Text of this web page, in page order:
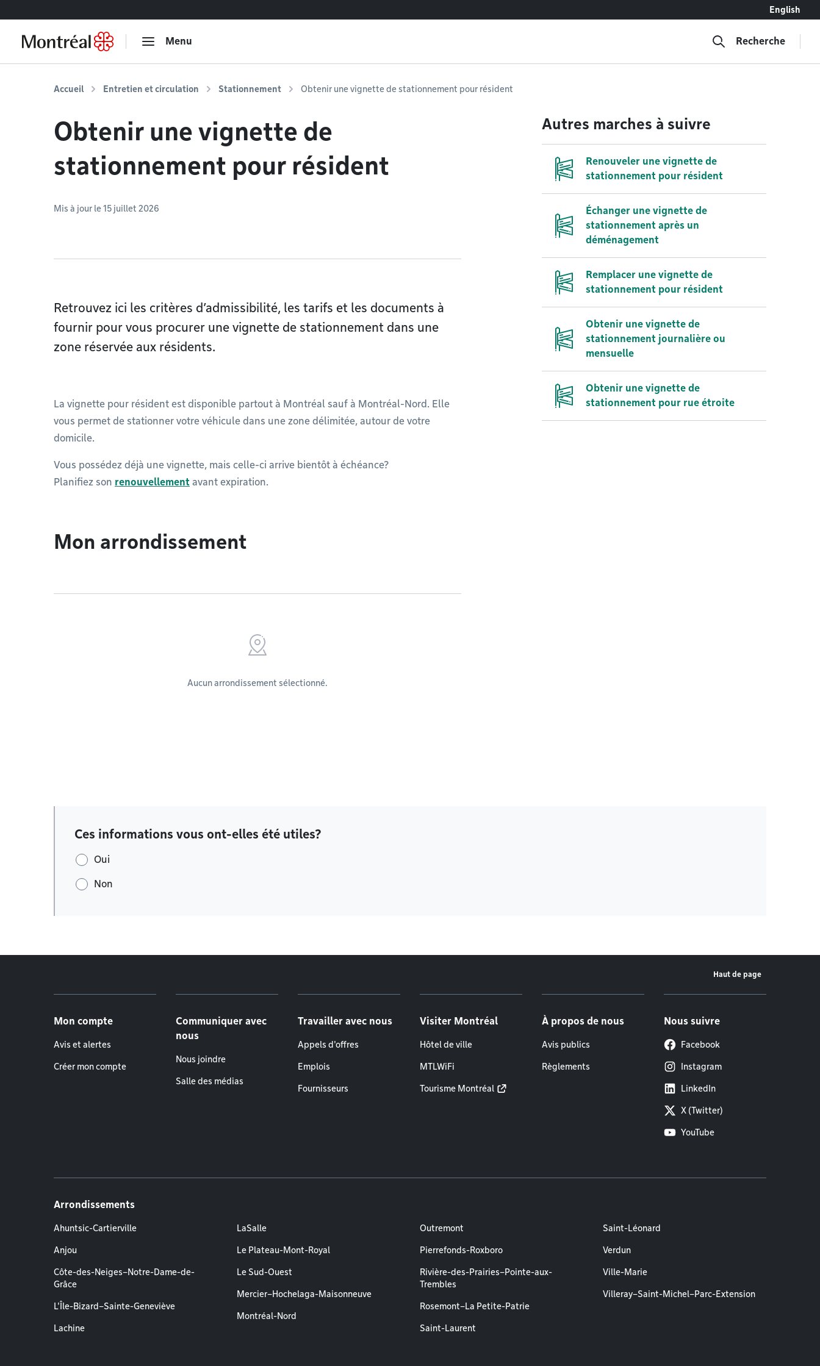
English
Menu Recherche
Accueil Entretien et circulation Stationnement Obtenir une vignette de stationnement pour résident
Obtenir une vignette de
stationnement pour résident
Mis à jour le 15 juillet 2026
Retrouvez ici les critères d’admissibilité, les tarifs et les documents à
fournir pour vous procurer une vignette de stationnement dans une
zone réservée aux résidents.
La vignette pour résident est disponible partout à Montréal sauf à Montréal-Nord. Elle
vous permet de stationner votre véhicule dans une zone délimitée, autour de votre
domicile.
Vous possédez déjà une vignette, mais celle-ci arrive bientôt à échéance?
Planifiez son renouvellement avant expiration.
Mon arrondissement
Aucun arrondissement sélectionné.
Autres marches à suivre
Renouveler une vignette de
stationnement pour résident
Échanger une vignette de
stationnement après un
déménagement
Remplacer une vignette de
stationnement pour résident
Obtenir une vignette de
stationnement journalière ou
mensuelle
Obtenir une vignette de
stationnement pour rue étroite
Ces informations vous ont-elles été utiles?
Oui
Non
Haut de page
Mon compte
Avis et alertes
Créer mon compte
Communiquer avec
nous
Nous joindre
Salle des médias
Travailler avec nous
Appels d'offres
Emplois
Fournisseurs
Visiter Montréal
Hôtel de ville
MTLWiFi
Tourisme Montréal
À propos de nous
Avis publics
Règlements
Nous suivre
Facebook
Instagram
LinkedIn
X (Twitter)
YouTube
Arrondissements
Ahuntsic-Cartierville
Anjou
Côte-des-Neiges–Notre-Dame-de-
Grâce
L'Île-Bizard–Sainte-Geneviève
Lachine
LaSalle
Le Plateau-Mont-Royal
Le Sud-Ouest
Mercier–Hochelaga-Maisonneuve
Montréal-Nord
Outremont
Pierrefonds-Roxboro
Rivière-des-Prairies–Pointe-aux-
Trembles
Rosemont–La Petite-Patrie
Saint-Laurent
Saint-Léonard
Verdun
Ville-Marie
Villeray–Saint-Michel–Parc-Extension